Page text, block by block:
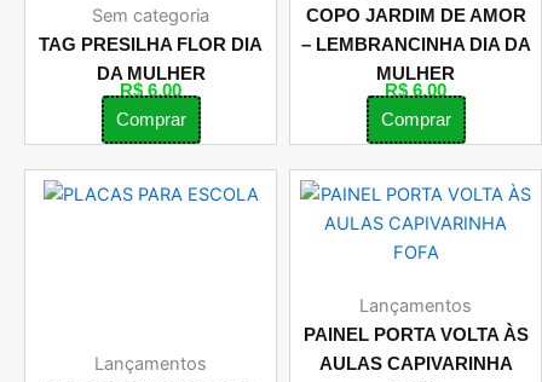
Sem categoria
TAG PRESILHA FLOR DIA
DA MULHER
R$ 6,00
Comprar
COPO JARDIM DE AMOR
– LEMBRANCINHA DIA DA
MULHER
R$ 6,00
Comprar
Lançamentos
Lançamentos
PAINEL PORTA VOLTA ÀS
AULAS CAPIVARINHA